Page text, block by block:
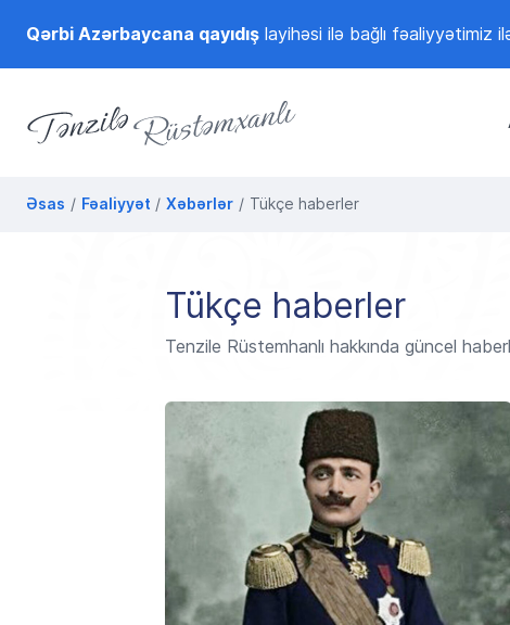
Qərbi Azərbaycana qayıdış layihəsi ilə bağlı fəaliyyətimiz
Əsas Fəaliyyət Xəbərlər Tükçe haberler
Tükçe haberler
Tenzile Rüstemhanlı hakkında güncel